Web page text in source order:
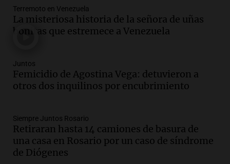
Episodios
Audio.Media sanción a la ley de
inviolabilidad: un avance para
Episodios
Audio.Promocionan cortes de cerdo
Viva la Radio Rosario
Episodios
Audio.
Terremoto en Venezuela
La misteriosa historia de la señora de uñas
bonitas que estremece a Venezuela
Juntos
Femicidio de Agostina Vega: detuvieron a
otros dos inquilinos por encubrimiento
Siempre Juntos Rosario
Retiraran hasta 14 camiones de basura de
una casa en Rosario por un caso de síndrome
de Diógenes